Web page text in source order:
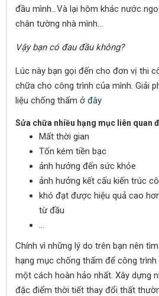
đầu mình…Và lại hôm khác nước
chân tường nhà mình…
Vậy bạn có đau đầu không?
Lúc này bạn gọi đến cho đơn vị thi
chữa cho công trình của mình. Giải
liệu chống thấm ở đây
Sửa chữa nhiều hạng mục liên quan
Mất thời gian
Tốn kém tiền bạc
ảnh hưởng đến sức khỏe
ảnh hưởng kết cấu kiến trúc
khó đạt được hiệu quả cao
từ đầu
…
Chính vì những lý do trên bạn nên
hạng mục chống thấm để công trình
một cách hoàn hảo nhất. Xây dựng
đặc điểm thời tiết thay đổi thất